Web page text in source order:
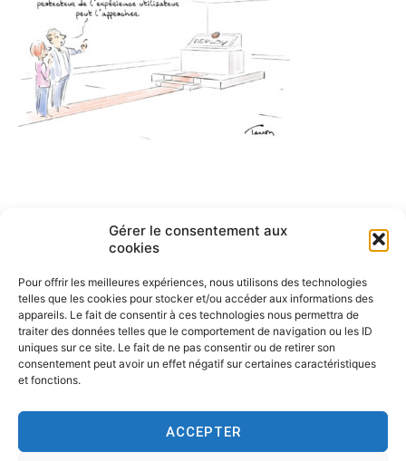
Gérer le consentement aux
cookies
Pour offrir les meilleures expériences, nous utilisons des technologies
telles que les cookies pour stocker et/ou accéder aux informations des
appareils. Le fait de consentir à ces technologies nous permettra de
traiter des données telles que le comportement de navigation ou les ID
uniques sur ce site. Le fait de ne pas consentir ou de retirer son
consentement peut avoir un effet négatif sur certaines caractéristiques
et fonctions.
ACCEPTER
Navigation
de
l’article
ARTICLE PRÉCÉDENT
Dessin en direct 7 CAF logiciel